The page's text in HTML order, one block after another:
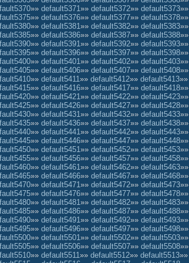
»» default5371»» default5372»» default5373»»
»» default5376»» default5377»» default5378»»
»» default5381»» default5382»» default5383»»
»» default5386»» default5387»» default5388»»
»» default5391»» default5392»» default5393»»
»» default5396»» default5397»» default5398»»
»» default5401»» default5402»» default5403»»
»» default5406»» default5407»» default5408»»
»» default5411»» default5412»» default5413»»
»» default5416»» default5417»» default5418»»
»» default5421»» default5422»» default5423»»
»» default5426»» default5427»» default5428»»
»» default5431»» default5432»» default5433»»
»» default5436»» default5437»» default5438»»
»» default5441»» default5442»» default5443»»
»» default5446»» default5447»» default5448»»
»» default5451»» default5452»» default5453»»
»» default5456»» default5457»» default5458»»
»» default5461»» default5462»» default5463»»
»» default5466»» default5467»» default5468»»
»» default5471»» default5472»» default5473»»
»» default5476»» default5477»» default5478»»
»» default5481»» default5482»» default5483»»
»» default5486»» default5487»» default5488»»
»» default5491»» default5492»» default5493»»
»» default5496»» default5497»» default5498»»
»» default5501»» default5502»» default5503»»
»» default5506»» default5507»» default5508»»
»» default5511»» default5512»» default5513»»